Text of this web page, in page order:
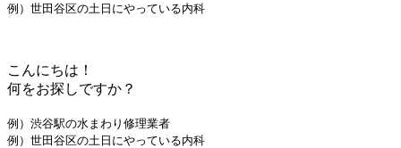
例）世田谷区の土日にやっている内科
こんにちは！
何をお探しですか？
例）渋谷駅の水まわり修理業者
例）世田谷区の土日にやっている内科